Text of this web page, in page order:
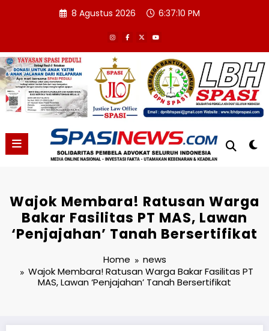
8 Agustus 2026 6:37:11 PM
Wajok Membara! Ratusan Warga
Bakar Fasilitas PT MAS, Lawan
‘Penjajahan’ Tanah Bersertifikat
Home
news
Wajok Membara! Ratusan Warga Bakar Fasilitas PT
MAS, Lawan ‘Penjajahan’ Tanah Bersertifikat